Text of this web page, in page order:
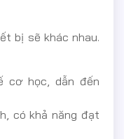
bị sẽ khác nhau.
cơ học, dẫn đến
có khả năng đạt